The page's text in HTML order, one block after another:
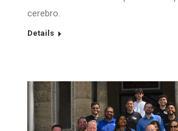
cerebro.
Details